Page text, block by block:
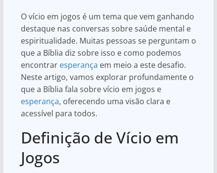
O vício em jogos é um tema que vem ganhando
destaque nas conversas sobre saúde mental e
espiritualidade. Muitas pessoas se perguntam o
que a Bíblia diz sobre isso e como podemos
encontrar esperança em meio a este desafio.
Neste artigo, vamos explorar profundamente o
que a Bíblia fala sobre vício em jogos e
esperança, oferecendo uma visão clara e
acessível para todos.
Definição de Vício em
Jogos